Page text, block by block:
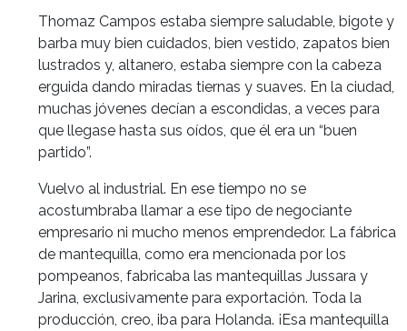
Thomaz Campos estaba siempre saludable, bigote y
barba muy bien cuidados, bien vestido, zapatos bien
lustrados y, altanero, estaba siempre con la cabeza
erguida dando miradas tiernas y suaves. En la ciudad,
muchas jóvenes decían a escondidas, a veces para
que llegase hasta sus oídos, que él era un “buen
partido”.
Vuelvo al industrial. En ese tiempo no se
acostumbraba llamar a ese tipo de negociante
empresario ni mucho menos emprendedor. La fábrica
de mantequilla, como era mencionada por los
pompeanos, fabricaba las mantequillas Jussara y
Jarina, exclusivamente para exportación. Toda la
producción, creo, iba para Holanda. ¡Esa mantequilla